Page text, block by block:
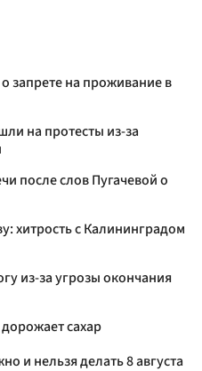
запрете на проживание в
на протесты из-за
после слов Пугачевой о
хитрость с Калининградом
из-за угрозы окончания
сахар
и нельзя делать 8 августа